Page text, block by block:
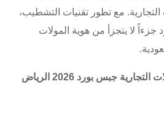
مع تطور تقنيات التشطيب،
لا يتجزأ من هوية المولات
جبس بورد 2026 الرياض